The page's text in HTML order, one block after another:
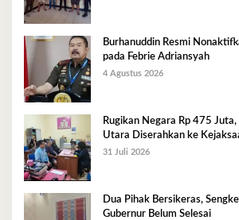
Burhanuddin Resmi
pada Febrie Adriansyah
4 Agustus 2026
Rugikan Negara Rp 475
Utara Diserahkan ke
31 Juli 2026
Dua Pihak Bersikeras,
Gubernur Belum Selesai